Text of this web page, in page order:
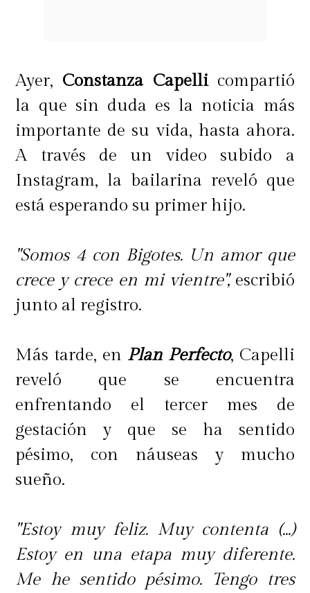
mis padres apoyándome despues de
eso? (...) En esta vida uno no le debe a
sus padres sólo por habernos dado la
vida. Mi padre puede haber sido el
mismo Michael Jackson y aún así
un padre ausente", agregó.
Ayer, Constanza Capellicompartió
la que sin duda es la noticia más
importante de su vida, hasta ahora.
A través de un video subido a
Instagram, la bailarina reveló que
está esperando su primer hijo.
"Somos 4 con Bigotes. Un amor que
crece y crece en mi vientre",escribió
junto al registro.
Más tarde, en Plan Perfecto, Capelli
reveló que se encuentra
enfrentando el tercer mes de
gestación y que se ha sentido
pésimo, con náuseas y mucho
sueño.
"Estoy muy feliz. Muy contenta (...)
Estoy en una etapa muy diferente.
Me he sentido pésimo. Tengo tres